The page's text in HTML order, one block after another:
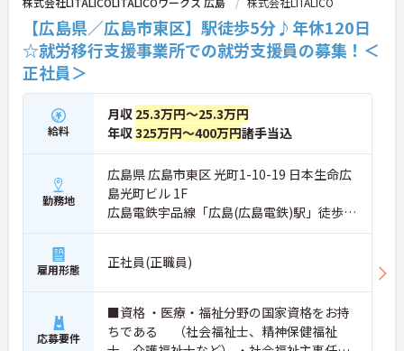
【広島県／広島市東区】駅徒歩5分♪年休120日
☆就労移行支援事業所での就労支援員の募集！＜
正社員＞
給料
月収 25.3万円～25.3万円
年収325万円～400万円諸手当込
勤務地
広島県 広島市東区 光町1-10-19 日本生命広
島光町ビル 1F
広島電鉄宇品線「広島(広島電鉄)駅」徒歩5
分
雇用形態 正社員(正職員)
応募要件
■資格 ・医療・福祉分野の国家資格をお持
ちである （社会福祉士、精神保健福祉